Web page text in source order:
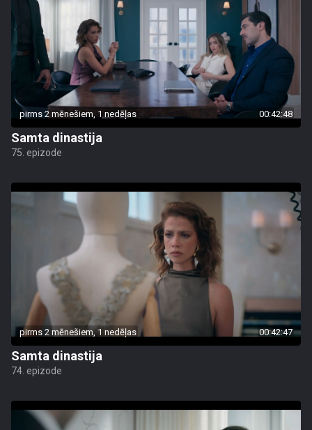
pirms 2 mēnešiem, 1 nedēļas 00:42:48
Samta dinastija
75. epizode
pirms 2 mēnešiem, 1 nedēļas 00:42:47
Samta dinastija
74. epizode